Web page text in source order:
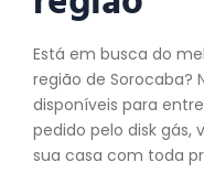
Está em busca do
região de Sorocaba?
disponíveis para
pedido pelo disk gás,
sua casa com toda